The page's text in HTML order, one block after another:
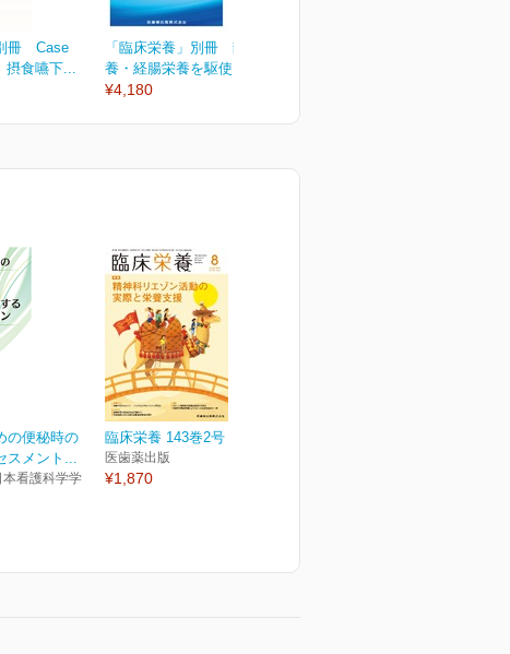
冊 Case
食嚥下...
「臨床栄養」別冊 静脈栄
養・経腸栄養を駆使した...
¥4,180
の便秘時の
スメント...
看護科学学
臨床栄養 143巻2号
医歯薬出版
¥1,870